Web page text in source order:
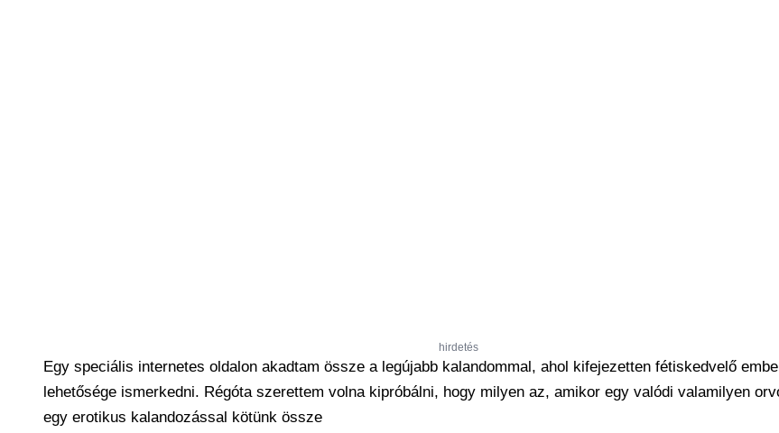
hirdetés
Egy speciális internetes oldalon akadtam össze a legújabb kalandommal, ahol kifejezetten fétiskedvelő
lehetősége ismerkedni. Régóta szerettem volna kipróbálni, hogy milyen az, amikor egy valódi valamilyen
egy erotikus kalandozással kötünk össze